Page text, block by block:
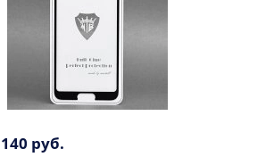
140 руб.